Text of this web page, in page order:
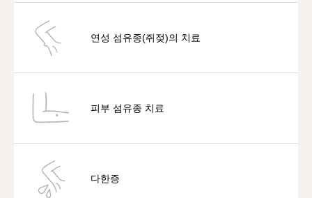
연성 섬유종(쥐젖)의 치료
피부 섬유종 치료
다한증